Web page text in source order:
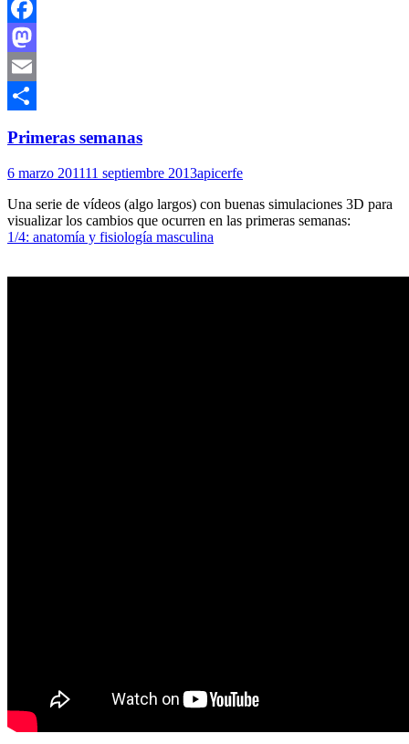
Facebook
Mastodon
Email
Primeras semanas
6 marzo 201111 septiembre 2013apicerfe
Una serie de vídeos (algo largos) con buenas simulaciones 3D para
visualizar los cambios que ocurren en las primeras semanas:
1/4: anatomía y fisiología masculina